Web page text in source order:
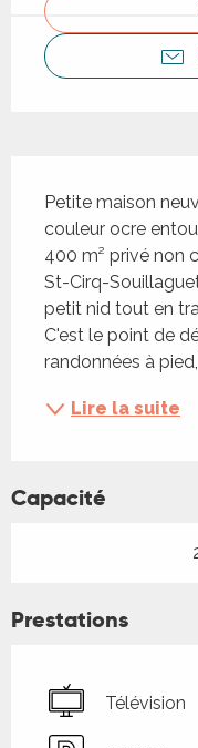
Petite maison
couleur ocre
400 m² privé non
St-Cirq-
petit nid tout en
C'est le point de
randonnées à pied,
Lire la suite
Capacité
Prestations
Télévision